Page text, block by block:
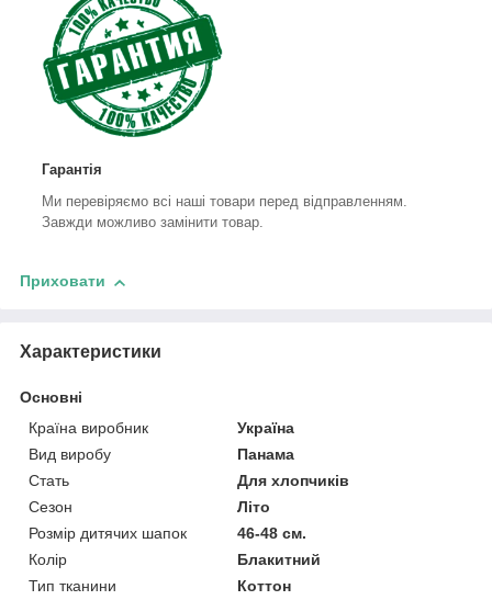
Гарантія
Ми перевіряємо всі наші товари перед відправленням.
Завжди можливо замінити товар.
Приховати
Характеристики
Основні
Країна виробник
Україна
Вид виробу
Панама
Стать
Для хлопчиків
Сезон
Літо
Розмір дитячих шапок
46-48 см.
Колір
Блакитний
Тип тканини
Коттон